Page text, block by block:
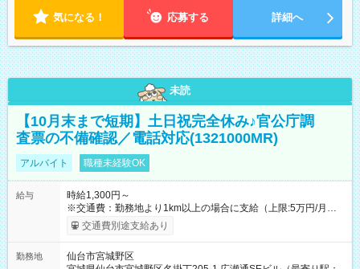
気になる！ 応募する 詳細へ
未読
【10月末まで短期】土日祝完全休み♪官公庁調
査票の不備確認／電話対応(1321000MR)
アルバイト 職種未経験OK
給与
時給1,300円～
※交通費：勤務地より1km以上の場合に支給（上限:5万円/月・
2,500円/日） ※残業代：残業発生時は1分単位で支給 ※研修中の
給与変動なし ＜ 収入例 ＞ ■週5日勤務の場合… 月収22万8,800
4日勤務の場合… 月収16万6,400円以上可能 ※交通費別途支給
交通費別途支給あり
勤務地
仙台市宮城野区